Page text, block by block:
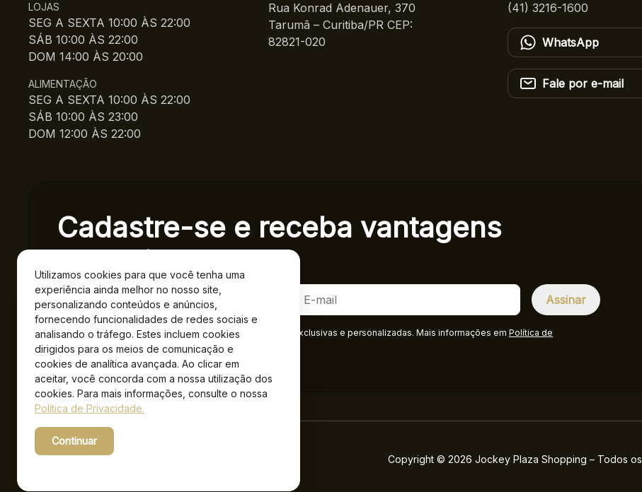
Utilizamos cookies para que você tenha uma
experiência ainda melhor no nosso site,
personalizando conteúdos e anúncios,
fornecendo funcionalidades de redes sociais e
analisando o tráfego. Estes incluem cookies
dirigidos para os meios de comunicação e
cookies de analítica avançada. Ao clicar em
aceitar, você concorda com a nossa utilização dos
cookies. Para mais informações, consulte o nossa
Política de Privacidade.
Continuar
LOJAS
SEG A SEXTA 10:00 ÀS 22:00
SÁB 10:00 ÀS 22:00
DOM 14:00 ÀS 20:00
ALIMENTAÇÃO
SEG A SEXTA 10:00 ÀS 22:00
SÁB 10:00 ÀS 23:00
DOM 12:00 ÀS 22:00
Rua Konrad Adenauer, 370
Tarumã – Curitiba/PR CEP:
82821-020
(41) 3216-1600
WhatsApp
Fale por e-mail
Cadastre-se e receba vantagens
exclusivas.
Ao se cadastrar você confirma em receber informações exclusivas e personalizadas. Mais informações em Política de
Privacidade.*
Copyright © 2026 Jockey Plaza Shopping – Todos